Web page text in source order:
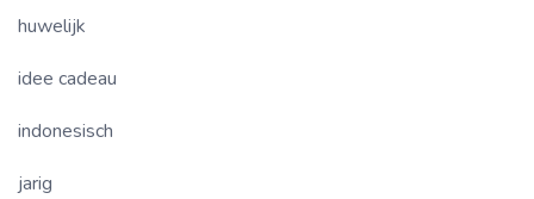
huwelijk
idee cadeau
indonesisch
jarig